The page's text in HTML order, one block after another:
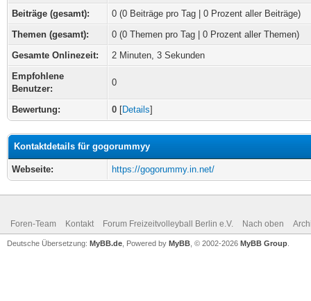
Beiträge (gesamt):
0 (0 Beiträge pro Tag | 0 Prozent aller Beiträge)
Themen (gesamt):
0 (0 Themen pro Tag | 0 Prozent aller Themen)
Gesamte Onlinezeit:
2 Minuten, 3 Sekunden
Empfohlene
Benutzer:
0
Bewertung: 0 [Details]
Kontaktdetails für gogorummyy
Webseite: https://gogorummy.in.net/
Foren-Team Kontakt Forum Freizeitvolleyball Berlin e.V. Nach oben
Deutsche Übersetzung: MyBB.de , Powered by MyBB , © 2002-2026 MyBB Group